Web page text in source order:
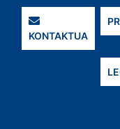
KONTAKTUA